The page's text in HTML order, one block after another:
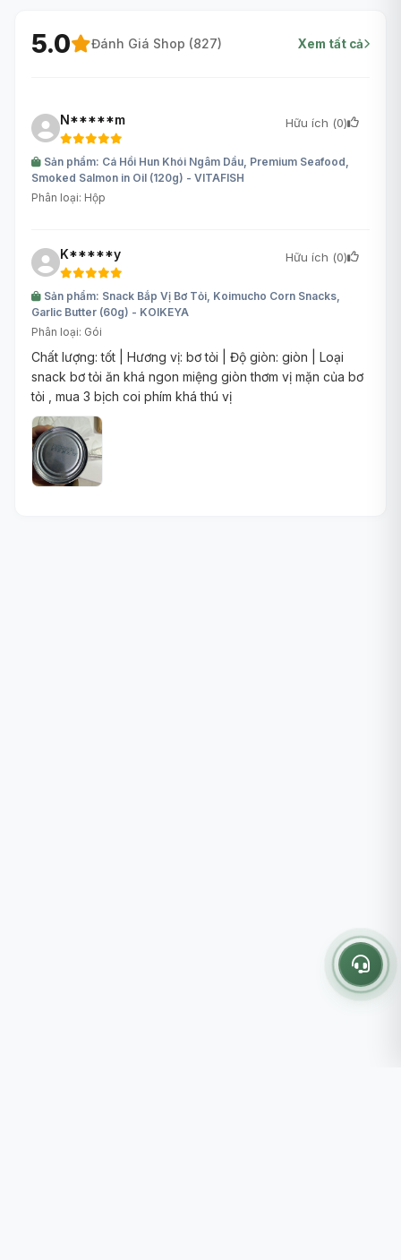
5.0 Đánh Giá Shop (827) Xem tất cả
N*****m Hữu ích (0)
Sản phẩm: Cá Hồi Hun Khói Ngâm Dầu, Premium Seafood,
Smoked Salmon in Oil (120g) - VITAFISH
Phân loại: Hộp
K*****y Hữu ích (0)
Sản phẩm: Snack Bắp Vị Bơ Tỏi, Koimucho Corn Snacks,
Garlic Butter (60g) - KOIKEYA
Phân loại: Gói
Chất lượng: tốt | Hương vị: bơ tỏi | Độ giòn: giòn | Loại
snack bơ tỏi ăn khá ngon miệng giòn thơm vị mặn của bơ
tỏi , mua 3 bịch coi phím khá thú vị